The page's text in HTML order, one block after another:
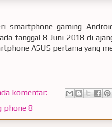
smartphone gaming
tanggal 8 Juni 2018 di
ASUS pertama yang
komentar:
phone 8